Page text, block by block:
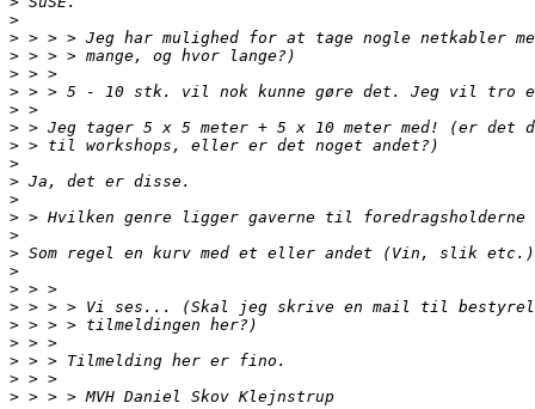
>
>
>
>
>
>
>
>
>
>
>
>
>
>
>
>
>
>
>
>
>
>